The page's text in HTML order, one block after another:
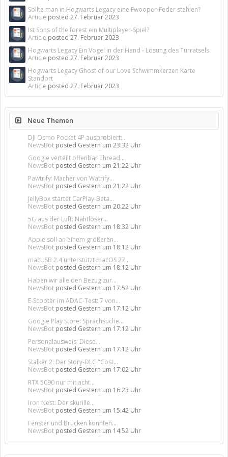
Sollte man in Hogwarts Legacy eine Fwooper-Feder stehlen?
Article posted 27. Februar 2023
Ist Sons of the forest ein Multiplayer-Spiel?
Article posted 27. Februar 2023
Hogwarts Legacy Ein Vogel in der Hand - Lösung des Türrätsels
Article posted 27. Februar 2023
Hogwarts Legacy Ghost of our Love Schwimmkerzen Karte
Standort
Article posted 27. Februar 2023
Neue Themen
DJI Osmo Pocket 4P ausprobiert:...
NewsBot posted Gestern um 23:32 Uhr
Google verteilt offenbar Thread...
NewsBot posted Gestern um 21:22 Uhr
Pawtrify: Macher von Watrify...
NewsBot posted Gestern um 21:22 Uhr
JellyBox startet CarPlay-Beta...
NewsBot posted Gestern um 20:22 Uhr
5G aus der Luft: Nahtloser...
NewsBot posted Gestern um 18:32 Uhr
Apple soll an einem größeren...
NewsBot posted Gestern um 18:12 Uhr
macUSB 2.4 unterstützt macOS 27...
NewsBot posted Gestern um 18:12 Uhr
Haben wir alle den Bezug zur...
NewsBot posted Gestern um 17:52 Uhr
E-Scooter im ADAC-Test: 7 von...
NewsBot posted Gestern um 17:12 Uhr
Google Play Store: Sprachsuche...
NewsBot posted Gestern um 17:12 Uhr
Personalausweis: Diese...
NewsBot posted Gestern um 17:12 Uhr
Stalker 2: Der Story-DLC "Cost...
NewsBot posted Gestern um 17:02 Uhr
RTX 5090 nur mit acht...
NewsBot posted Gestern um 16:23 Uhr
Iron Nest: Der skurille...
NewsBot posted Gestern um 15:42 Uhr
Fenster und Brücken könnten...
NewsBot posted Gestern um 14:52 Uhr